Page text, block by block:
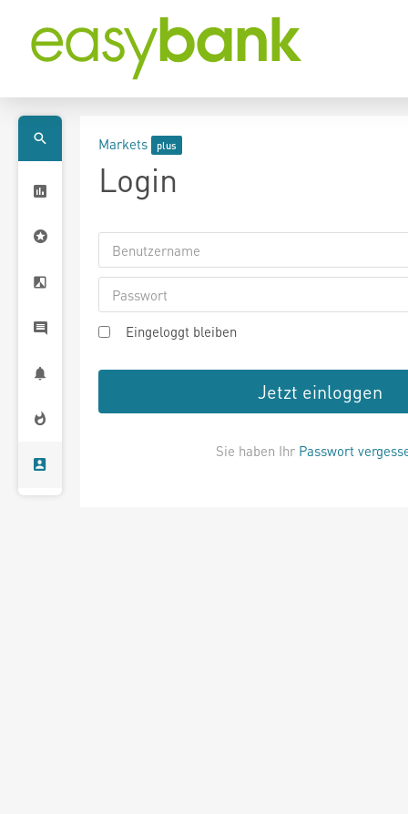
Markets
Login
Eingeloggt bleiben
Jetzt einloggen
Sie haben Ihr Passwort